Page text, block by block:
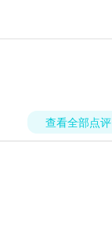
查看全部点评